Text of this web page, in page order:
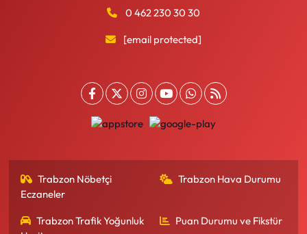
0 462 230 30 30
[email protected]
Trabzon Nöbetçi
Eczaneler
Trabzon Hava Durumu
Trabzon Trafik Yoğunluk
Puan Durumu ve Fikstür